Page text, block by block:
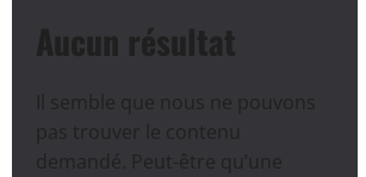
Aucun résultat
Il semble que nous ne pouvons
pas trouver le contenu
demandé. Peut-être qu’une